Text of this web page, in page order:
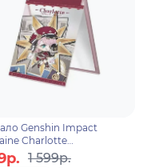
Genshin Impact
Charlotte
1 599р.